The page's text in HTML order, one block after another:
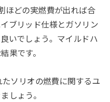
ほどの実燃費が出れば合
ブリッド仕様とガソリン
いでしょう。マイルドハ
果です。
ソリオの燃費に関するユ
しょう。